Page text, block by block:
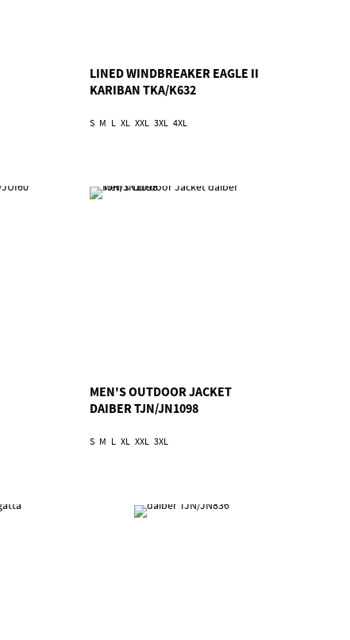
LINED WINDBREAKER EAGLE II
KARIBAN TKA/K632
S M L XL XXL 3XL 4XL
MEN'S OUTDOOR JACKET
DAIBER TJN/JN1098
S M L XL XXL 3XL